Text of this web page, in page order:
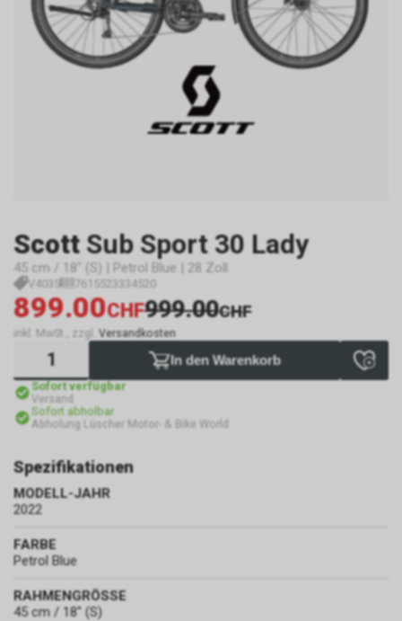
Scott Sub Sport 30 Lady
45 cm / 18" (S) | Petrol Blue | 28 Zoll
V4035 7615523334520
899.00CHF999.00CHF
inkl. MwSt., zzgl. Versandkosten
In den Warenkorb
Sofort verfügbar
Versand
Sofort abholbar
Abholung Lüscher Motor- & Bike World
Spezifikationen
MODELL-JAHR
2022
FARBE
Petrol Blue
RAHMENGRÖSSE
45 cm / 18" (S)